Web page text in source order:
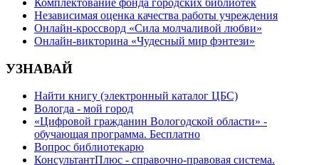
Независимая оценка качества работы учреждения
Онлайн-кроссворд «Сила молчаливой любви»
Онлайн-викторина «Чудесный мир фэнтези»
УЗНАВАЙ
Найти книгу (электронный каталог ЦБС)
Вологда - мой город
«Цифровой гражданин Вологодской области» -
обучающая программа. Бесплатно
Вопрос библиотекарю
КонсультантПлюс - справочно-правовая система.